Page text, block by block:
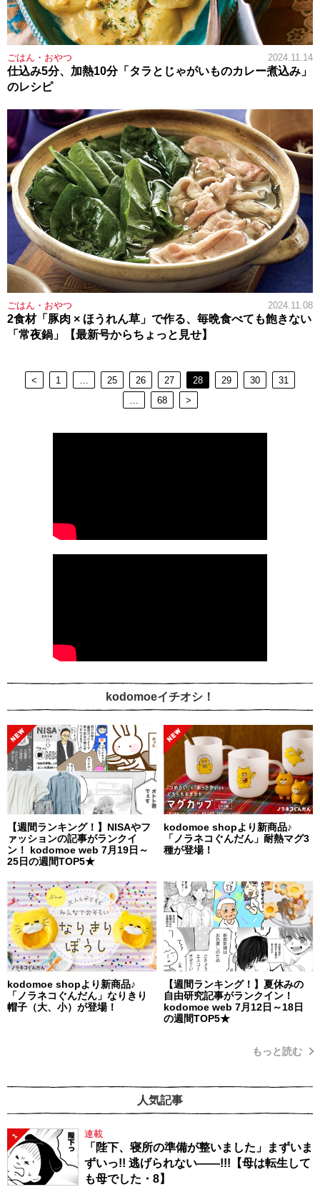
ごはん・おやつ 2024.11.14
仕込み5分、加熱10分「タラとじゃがいものカレー煮込み」
のレシピ
ごはん・おやつ 2024.11.08
2食材「豚肉 × ほうれん草」で作る、毎晩食べても飽きない
「常夜鍋」【最新号からちょっと見せ】
< 1 25 26 27 28 29 30
31
68 >
kodomoeイチオシ！
【週間ランキング！】NISAやフ
ァッションの記事がランクイ
ン！ kodomoe web 7月19日～
25日の週間TOP5★
kodomoe shopより新商品♪
「ノラネコぐんだん」耐熱マグ3
種が登場！
kodomoe shopより新商品♪
「ノラネコぐんだん」なりきり
帽子（大、小）が登場！
【週間ランキング！】夏休みの
自由研究記事がランクイン！
kodomoe web 7月12日～18日
の週間TOP5★
もっと読む
人気記事
1 連載
「陛下、寝所の準備が整いました」まずいま
ずいっ!! 逃げられない――!!!【母は転生して
も母でした・8】